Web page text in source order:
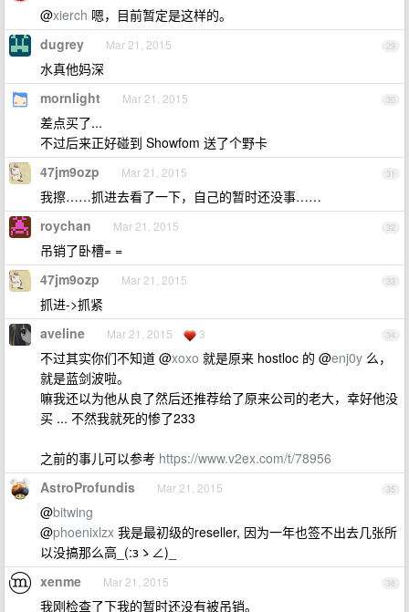
@xierch 嗯，目前暂定是这样的。
29
dugrey Mar 21, 2015
水真他妈深
30
mornlight Mar 21, 2015
差点买了...
不过后来正好碰到 Showfom 送了个野卡
31
47jm9ozp Mar 21, 2015
我擦……抓进去看了一下，自己的暂时还没事……
32
roychan Mar 21, 2015
吊销了卧槽= =
33
47jm9ozp Mar 21, 2015
抓进->抓紧
34
aveline Mar 21, 2015 3
不过其实你们不知道 @xoxo 就是原来 hostloc 的 @enj0y 么，
就是蓝剑波啦。
嘛我还以为他从良了然后还推荐给了原来公司的老大，幸好他没
买 ... 不然我就死的惨了233
之前的事儿可以参考 https://www.v2ex.com/t/78956
35
AstroProfundis Mar 21, 2015
@bitwing
@phoenixlzx 我是最初级的reseller, 因为一年也签不出去几张所
以没搞那么高_(:зゝ∠)_
36
xenme Mar 21, 2015
我刚检查了下我的暂时还没有被吊销。